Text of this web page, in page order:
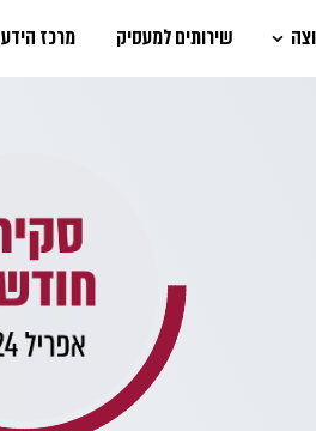
שירותים למעסיק מרכז הידע